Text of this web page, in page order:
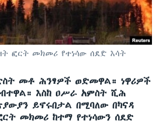
ፎርት መክመሪ የተነሳው ሰደድ እሳት
መቶ ሕንፃዎች ወድመዋል። ነዋሪዎች
እስከ ዐሥራ አምስት ሺሕ
ይኖሩበታል በሚባለው በካናዳ
መክመሪ ከተማ የተነሳውን ሰደድ